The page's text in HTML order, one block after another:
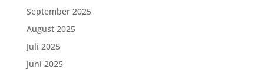
September 2025
August 2025
Juli 2025
Juni 2025